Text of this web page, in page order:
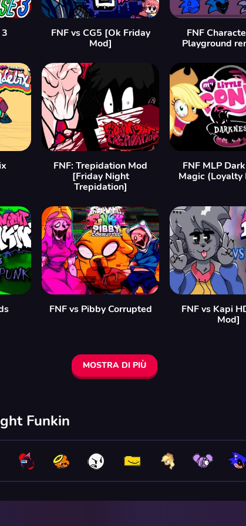
FNF vs CG5 [Ok Friday
Mod]
FNF
Playground
FNF: Trepidation Mod
[Friday Night
Trepidation]
FNF MLP
Magic (Loyalty
FNF vs Pibby Corrupted
FNF vs Kapi
Mod]
MOSTRA DI PIÙ
Funkin